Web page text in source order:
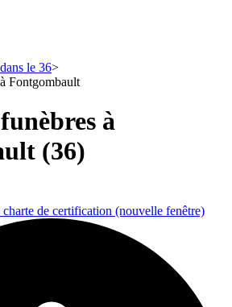
le 36
Fontgombault
à
(36)
de certification (nouvelle fenêtre)